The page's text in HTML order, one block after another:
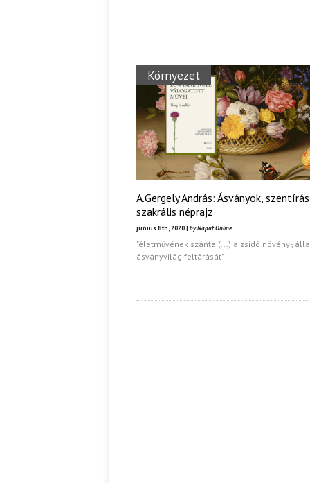
Környezet
A.Gergely András: Ásványok,
szakrális néprajz
június 8th, 2020 | by Napút Online
"életművének szánta (...) a zsidó növény-,
ásványvilág feltárását"